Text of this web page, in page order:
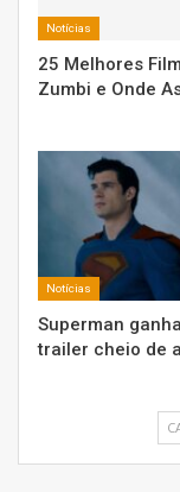
Notícias
25 Melhores
Zumbi e Onde
Notícias
Superman
trailer cheio de